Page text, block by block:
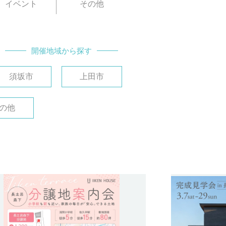
イベント その他
開催地域から探す
須坂市 上田市
他